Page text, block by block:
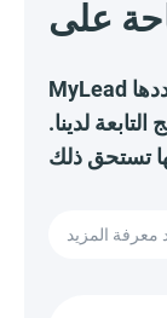
MyLead لديها حتى 10499 عروض تنتظرك، وعددها
لدينا.
معرفة المزيد